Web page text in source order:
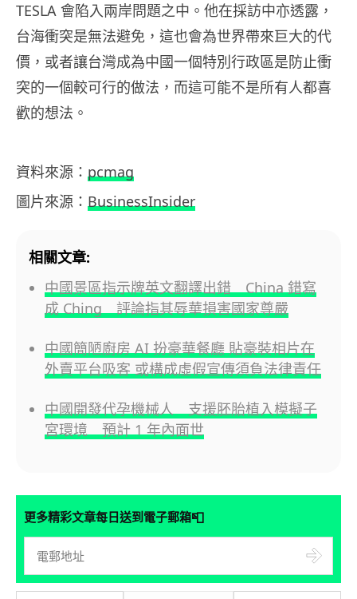
TESLA 會陷入兩岸問題之中。他在採訪中亦透露，
台海衝突是無法避免，這也會為世界帶來巨大的代
價，或者讓台灣成為中國一個特別行政區是防止衝
突的一個較可行的做法，而這可能不是所有人都喜
歡的想法。
資料來源： pcmag
圖片來源： BusinessInsider
相關文章:
中國景區指示牌英文翻譯出錯 China 錯寫
成 Ching 評論指其辱華損害國家尊嚴
中國簡陋廚房 AI 扮豪華餐廳 貼豪裝相片在
外賣平台吸客 或構成虛假宣傳須負法律責任
中國開發代孕機械人 支援胚胎植入模擬子
宮環境 預計 1 年內面世
更多精彩文章每日送到電子郵箱📮